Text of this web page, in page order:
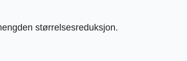
størrelsesreduksjon.